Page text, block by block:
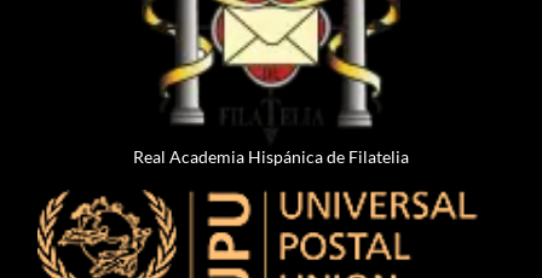
Real Academia Hispánica de Filatelia